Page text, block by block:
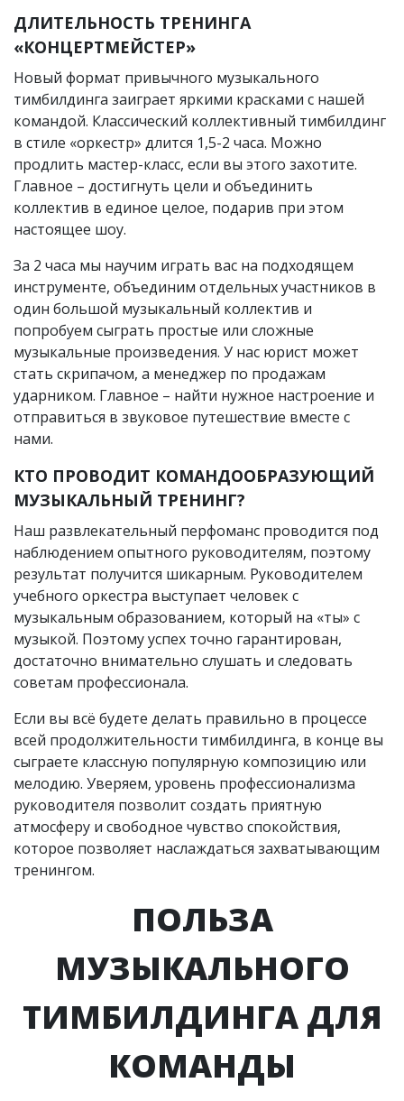
ДЛИТЕЛЬНОСТЬ ТРЕНИНГА
«КОНЦЕРТМЕЙСТЕР»
Новый формат привычного музыкального
тимбилдинга заиграет яркими красками с нашей
командой. Классический коллективный тимбилдинг
в стиле «оркестр» длится 1,5-2 часа. Можно
продлить мастер-класс, если вы этого захотите.
Главное – достигнуть цели и объединить
коллектив в единое целое, подарив при этом
настоящее шоу.
За 2 часа мы научим играть вас на подходящем
инструменте, объединим отдельных участников в
один большой музыкальный коллектив и
попробуем сыграть простые или сложные
музыкальные произведения. У нас юрист может
стать скрипачом, а менеджер по продажам
ударником. Главное – найти нужное настроение и
отправиться в звуковое путешествие вместе с
нами.
КТО ПРОВОДИТ КОМАНДООБРАЗУЮЩИЙ
МУЗЫКАЛЬНЫЙ ТРЕНИНГ?
Наш развлекательный перфоманс проводится под
наблюдением опытного руководителям, поэтому
результат получится шикарным. Руководителем
учебного оркестра выступает человек с
музыкальным образованием, который на «ты» с
музыкой. Поэтому успех точно гарантирован,
достаточно внимательно слушать и следовать
советам профессионала.
Если вы всё будете делать правильно в процессе
всей продолжительности тимбилдинга, в конце вы
сыграете классную популярную композицию или
мелодию. Уверяем, уровень профессионализма
руководителя позволит создать приятную
атмосферу и свободное чувство спокойствия,
которое позволяет наслаждаться захватывающим
тренингом.
ПОЛЬЗА
МУЗЫКАЛЬНОГО
ТИМБИЛДИНГА ДЛЯ
КОМАНДЫ